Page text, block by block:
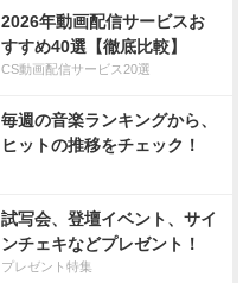
2026年動画配信サービスお
すすめ40選【徹底比較】
CS動画配信サービス20選
毎週の音楽ランキングから、
ヒットの推移をチェック！
試写会、登壇イベント、サイ
ンチェキなどプレゼント！
プレゼント特集